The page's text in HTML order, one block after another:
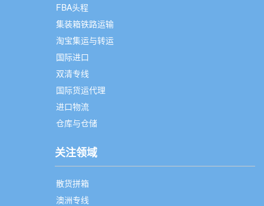
FBA头程
集装箱铁路运输
淘宝集运与转运
国际进口
双清专线
国际货运代理
进口物流
仓库与仓储
关注领域
散货拼箱
澳洲专线